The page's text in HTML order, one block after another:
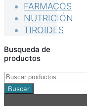
FARMACOS
NUTRICIÓN
TIROIDES
Busqueda de
productos
Buscar
por:
Buscar